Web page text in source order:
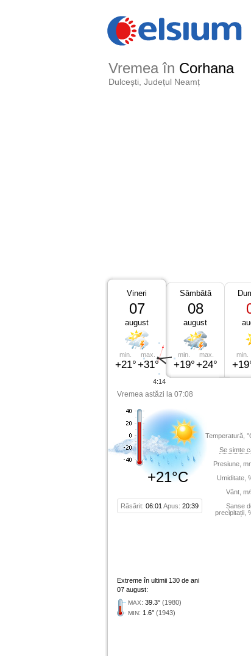
Vremea în Corhana
Dulcești, Județul Neamț
Vineri
07
august
min.
+21°
max.
+31°
Sâmbătă
08
august
min.
+19°
max.
+24°
min.
Vremea astăzi la 07:08
+21°C
Răsărit: 06:01 Apus: 20:39
Temperatură,
Se simte
Presiune,
Umiditate,
Vânt,
Șanse
precipitații,
Extreme în ultimii 130 de ani
07 august:
MAX: 39.3° (1980)
MIN: 1.6° (1943)
4:14